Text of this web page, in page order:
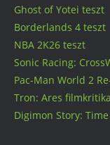
Ghost of Yotei teszt
Borderlands 4 teszt
NBA 2K26 teszt
Sonic Racing:
Pac-Man World 2
Tron: Ares filmkritika
Digimon Story: